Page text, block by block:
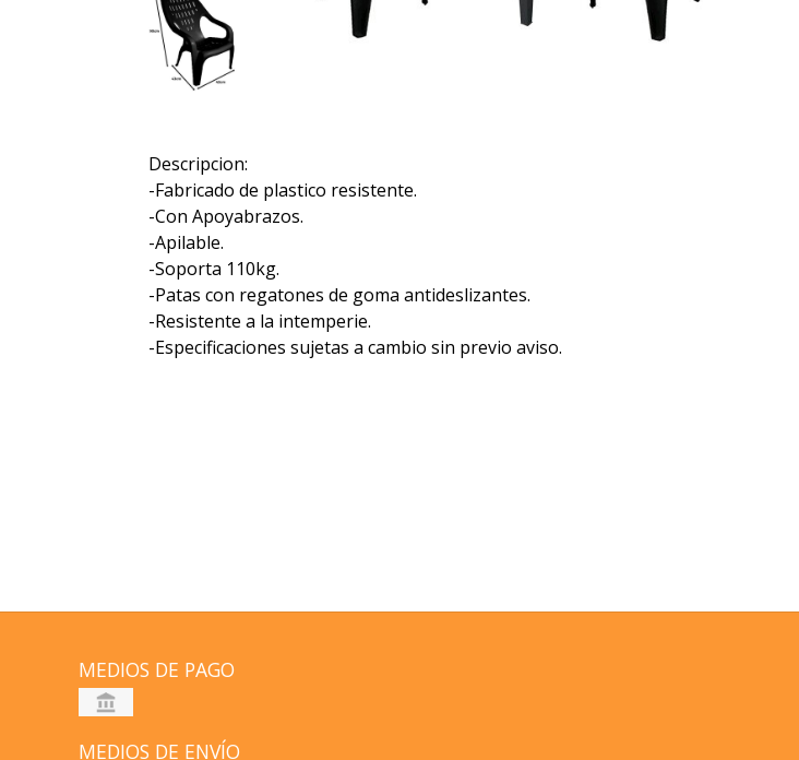
Descripcion:
-Fabricado de plastico resistente.
-Con Apoyabrazos.
-Apilable.
-Soporta 110kg.
-Patas con regatones de goma antideslizantes.
-Resistente a la intemperie.
-Especificaciones sujetas a cambio sin previo aviso.
MEDIOS DE PAGO
MEDIOS DE ENVÍO